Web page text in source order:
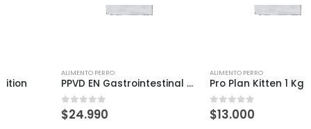
ALIMENTO PERRO
PPVD EN Gastrointestinal Cnne 2kg.
out of 5
ALIMENTO PERRO
Pro Plan Kitten 1 Kg
out of 5